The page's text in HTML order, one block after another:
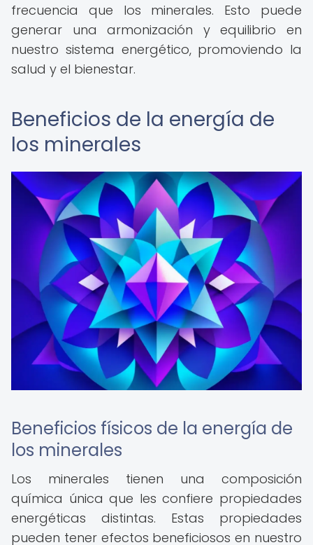
frecuencia que los minerales. Esto puede
generar una armonización y equilibrio en
nuestro sistema energético, promoviendo la
salud y el bienestar.
Beneficios de la energía de
los minerales
Beneficios físicos de la energía de
los minerales
Los minerales tienen una composición
química única que les confiere propiedades
energéticas distintas. Estas propiedades
pueden tener efectos beneficiosos en nuestro